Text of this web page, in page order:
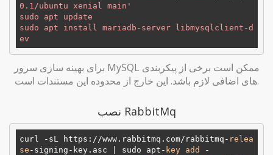
0.1/ubuntu xenial main'
sudo apt update
sudo apt install mariadb-server libmysqlclient-d
برای بهینه سازی سرور MySQL ممکن است برخی از پیکربندی
های اضافی لازم باشد. این خارج از محدوده این مستندات است.
نصب RabbitMq
curl -sL https://www.rabbitmq.com/rabbitmq- relea
se -signing-key.asc | sudo apt- key add
-